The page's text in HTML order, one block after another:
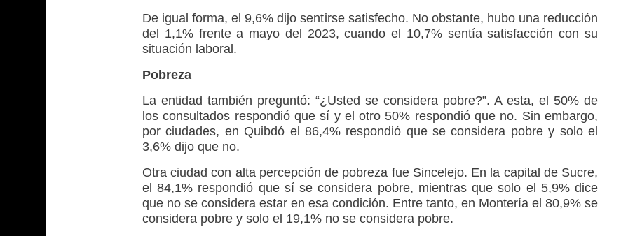
De igual forma, el 9,6% dijo sentirse satisfecho. No obstante, hubo una reducción
del 1,1% frente a mayo del 2023, cuando el 10,7% sentía satisfacción con su
situación laboral.
Pobreza
La entidad también preguntó: “¿Usted se considera pobre?”. A esta, el 50% de
los consultados respondió que sí y el otro 50% respondió que no. Sin embargo,
por ciudades, en Quibdó el 86,4% respondió que se considera pobre y solo el
3,6% dijo que no.
Otra ciudad con alta percepción de pobreza fue Sincelejo. En la capital de Sucre,
el 84,1% respondió que sí se considera pobre, mientras que solo el 5,9% dice
que no se considera estar en esa condición. Entre tanto, en Montería el 80,9% se
considera pobre y solo el 19,1% no se considera pobre.